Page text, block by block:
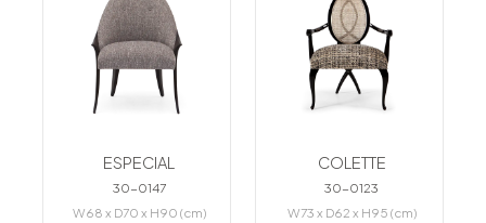
ESPECIAL
30-0147
W68 x D70 x H90 (cm)
COLETTE
30-0123
W73 x D62 x H95 (cm)